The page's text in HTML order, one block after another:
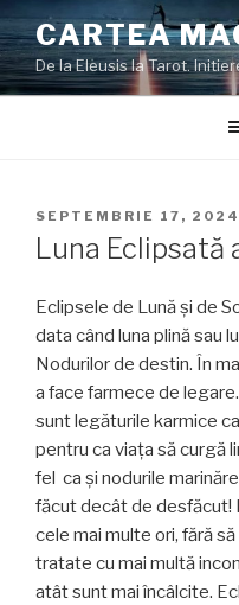
la
conținut
CARTEA
De la Eleusis la Tarot.
PUBLICAT
PE
SEPTEMBRIE 17, 2024
Luna Eclipsată
Eclipsele de Lună și de
data când luna plină sau
Nodurilor de destin. În
a face farmece de
sunt legăturile karmice
pentru ca viața să curgă
fel ca și nodurile
făcut decât de desfăcut!
cele mai multe ori, fără
tratate cu mai multă
atât sunt mai încâlcite.